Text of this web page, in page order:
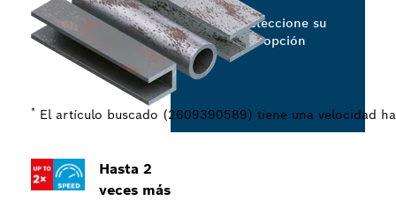
Hasta 2
veces más
* El artículo buscado (2609390589) tiene una velocidad
Seleccione su
opción